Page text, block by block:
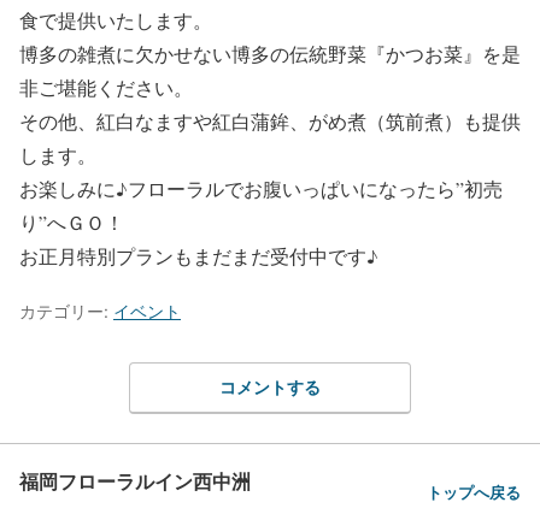
食で提供いたします。
博多の雑煮に欠かせない博多の伝統野菜『かつお菜』を是
非ご堪能ください。
その他、紅白なますや紅白蒲鉾、がめ煮（筑前煮）も提供
します。
お楽しみに♪フローラルでお腹いっぱいになったら”初売
り”へＧＯ！
お正月特別プランもまだまだ受付中です♪
カテゴリー: イベント
コメントする
福岡フローラルイン西中洲 トップへ戻る